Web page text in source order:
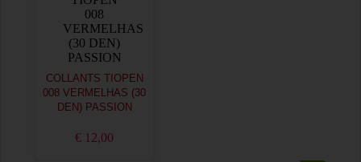
COLLANTS TIOPEN
008 VERMELHAS (30
DEN) PASSION
€ 12,00